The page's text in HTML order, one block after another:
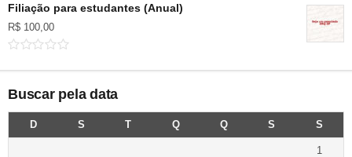
Filiação para estudantes (Anual)
R$ 100,00
Buscar pela data
D S T Q Q S S
1